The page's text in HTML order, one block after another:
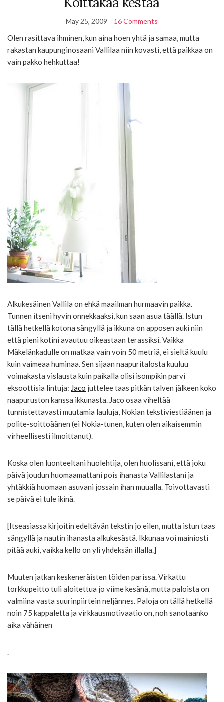
May 25, 2009 16 Comments
Olen rasittava ihminen, kun aina hoen yhtä ja samaa, mutta
rakastan kaupunginosaani Vallilaa niin kovasti, että paikkaa on
vain pakko hehkuttaa!
Alkukesäinen Vallila on ehkä maailman hurmaavin paikka.
Tunnen itseni hyvin onnekkaaksi, kun saan asua täällä. Istun
tällä hetkellä kotona sängyllä ja ikkuna on apposen auki niin
että pieni kotini avautuu oikeastaan terassiksi. Vaikka
Mäkelänkadulle on matkaa vain voin 50 metriä, ei sieltä kuulu
kuin vaimeaa huminaa. Sen sijaan naapuritalosta kuuluu
voimakasta vislausta kuin paikalla olisi isompikin parvi
eksoottisia lintuja: Jaco juttelee taas pitkän talven jälkeen koko
naapuruston kanssa ikkunasta. Jaco osaa viheltää
tunnistettavasti muutamia lauluja, Nokian tekstiviestiäänen ja
polite-soittoäänen (ei Nokia-tunen, kuten olen aikaisemmin
virheellisesti ilmoittanut).
Koska olen luonteeltani huolehtija, olen huolissani, että joku
päivä joudun huomaamattani pois ihanasta Vallilastani ja
yhtäkkiä huomaan asuvani jossain ihan muualla. Toivottavasti
se päivä ei tule ikinä.
[Itseasiassa kirjoitin edeltävän tekstin jo eilen, mutta istun taas
sängyllä ja nautin ihanasta alkukesästä. Ikkunaa voi mainiosti
pitää auki, vaikka kello on yli yhdeksän illalla.]
Muuten jatkan keskeneräisten töiden parissa. Virkattu
torkkupeitto tuli aloitettua jo viime kesänä, mutta paloista on
valmiina vasta suurinpiirtein neljännes. Paloja on tällä hetkellä
noin 75 kappaletta ja virkkausmotivaatio on, noh sanotaanko
aika vähäinen
.